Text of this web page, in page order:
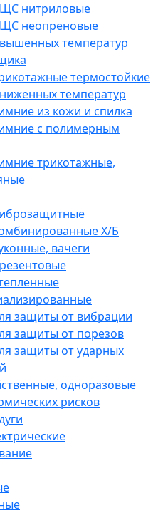
нитриловые
неопреновые
температур
термостойкие
температур
из кожи и спилка
с полимерным
трикотажные,
Х/Б
вачеги
защиты от вибрации
защиты от порезов
защиты от ударных
одноразовые
рисков